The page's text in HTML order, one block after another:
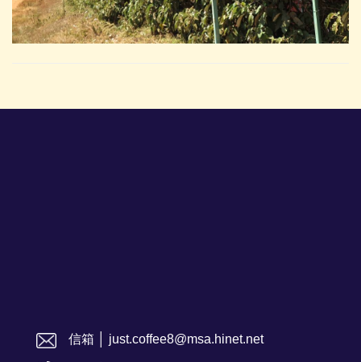
信箱 │ just.coffee8@msa.hinet.net